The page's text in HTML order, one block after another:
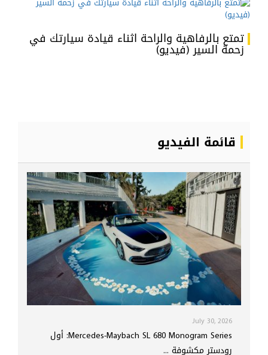
تمتع بالرفاهية والراحة اثناء قيادة سيارتك في
زحمة السير (فيديو)
قائمة الفيديو
July 30, 2026
Mercedes-Maybach SL 680 Monogram Series: أول
رودستر مكشوفة ...